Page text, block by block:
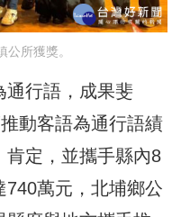
所獲獎。
通行語，成果斐
動客語為通行語績
肯定，並攜手縣內8
萬元，北埔鄉公